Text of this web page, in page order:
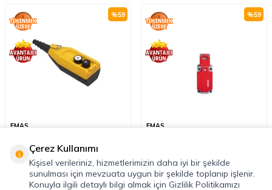
%59
EMAS
Kapalı Vinç Kumanda Kutusu
2.448,00TL
1.003,68 TL
%59
EMAS
1NO+1NC Sınır Şalter
2.229,60TL
914,14TL
Çerez Kullanımı
Kişisel verileriniz, hizmetlerimizin daha iyi bir şekilde
sunulması için mevzuata uygun bir şekilde toplanıp işlenir.
Konuyla ilgili detaylı bilgi almak için Gizlilik Politikamızı